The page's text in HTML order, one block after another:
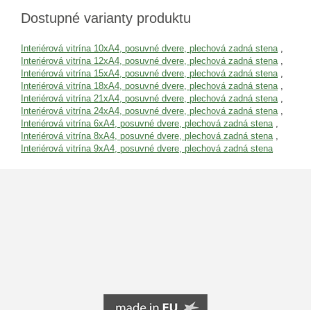
Dostupné varianty produktu
Interiérová vitrína 10xA4, posuvné dvere, plechová zadná stena
Interiérová vitrína 12xA4, posuvné dvere, plechová zadná stena
Interiérová vitrína 15xA4, posuvné dvere, plechová zadná stena
Interiérová vitrína 18xA4, posuvné dvere, plechová zadná stena
Interiérová vitrína 21xA4, posuvné dvere, plechová zadná stena
Interiérová vitrína 24xA4, posuvné dvere, plechová zadná stena
Interiérová vitrína 6xA4, posuvné dvere, plechová zadná stena
Interiérová vitrína 8xA4, posuvné dvere, plechová zadná stena
Interiérová vitrína 9xA4, posuvné dvere, plechová zadná stena